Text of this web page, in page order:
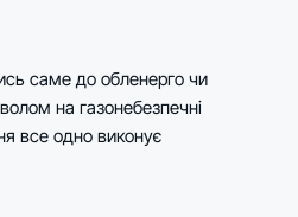
саме до обленерго чи
на газонебезпечні
все одно виконує